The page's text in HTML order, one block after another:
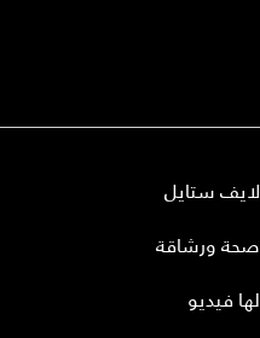
لايف ستايل
صحة ورشاقة
لها فيديو